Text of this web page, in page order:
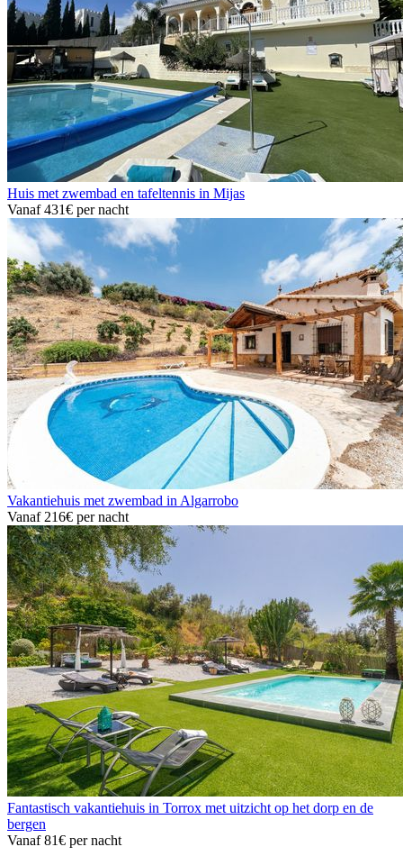
Huis met zwembad en tafeltennis in Mijas
Vanaf431€ per nacht
Vakantiehuis met zwembad in Algarrobo
Vanaf 216€ per nacht
Fantastisch vakantiehuis in Torrox met uitzicht op het dorp en de
bergen
Vanaf81€ per nacht